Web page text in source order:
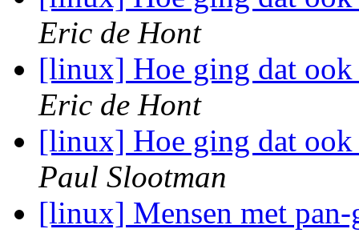
Eric de Hont
[linux] Hoe ging dat
Eric de Hont
[linux] Hoe ging dat
Paul Slootman
[linux] Mensen met